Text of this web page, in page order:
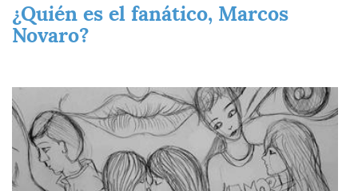
¿Quién es el fanático, Marcos
Novaro?